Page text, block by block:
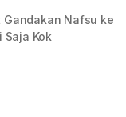
Gandakan Nafsu ke
Saja Kok